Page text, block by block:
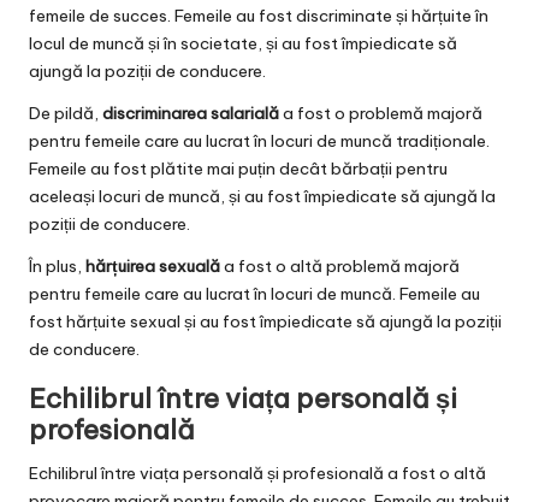
femeile de succes. Femeile au fost discriminate și hărțuite în
locul de muncă și în societate, și au fost împiedicate să
ajungă la poziții de conducere.
De pildă, discriminarea salarialăa fost o problemă majoră
pentru femeile care au lucrat în locuri de muncă tradiționale.
Femeile au fost plătite mai puțin decât bărbații pentru
aceleași locuri de muncă, și au fost împiedicate să ajungă la
poziții de conducere.
În plus, hărțuirea sexualăa fost o altă problemă majoră
pentru femeile care au lucrat în locuri de muncă. Femeile au
fost hărțuite sexual și au fost împiedicate să ajungă la poziții
de conducere.
Echilibrul între viața personală și
profesională
Echilibrul între viața personală și profesională a fost o altă